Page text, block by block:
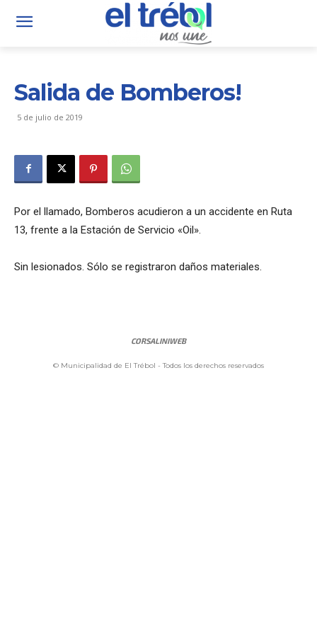
Salida de Bomberos!
5 de julio de 2019
Por el llamado, Bomberos acudieron a un accidente en Ruta
13, frente a la Estación de Servicio «Oil».
Sin lesionados. Sólo se registraron daños materiales.
CORSALINIWEB
© Municipalidad de El Trébol - Todos los derechos reservados